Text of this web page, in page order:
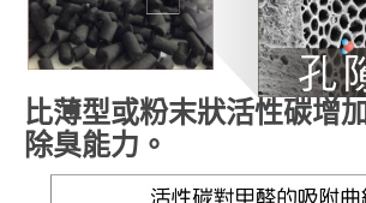
比薄型或粉末狀活性碳增加
除臭能力。